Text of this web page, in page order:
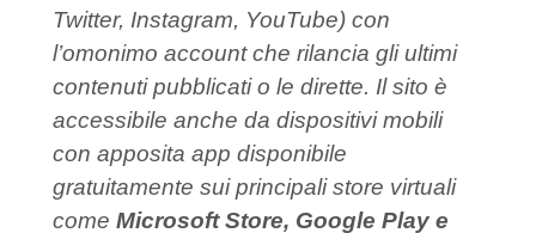
Twitter, Instagram, YouTube) con
l’omonimo account che rilancia gli ultimi
contenuti pubblicati o le dirette. Il sito è
accessibile anche da dispositivi mobili
con apposita app disponibile
gratuitamente sui principali store virtuali
come Microsoft Store, Google Play e